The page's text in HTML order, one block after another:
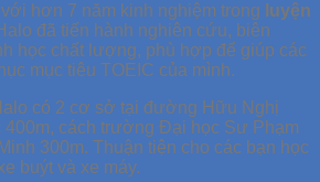
hơn 7 năm kinh nghiệm trong luyện
đã tiến hành nghiên cứu, biên
học chất lượng, phù hợp để giúp các
mục tiêu TOEIC của mình.
có 2 cơ sở tại đường Hữu Nghị
cách trường Đại học Sư Phạm
300m. Thuận tiện cho các bạn học
buýt và xe máy.